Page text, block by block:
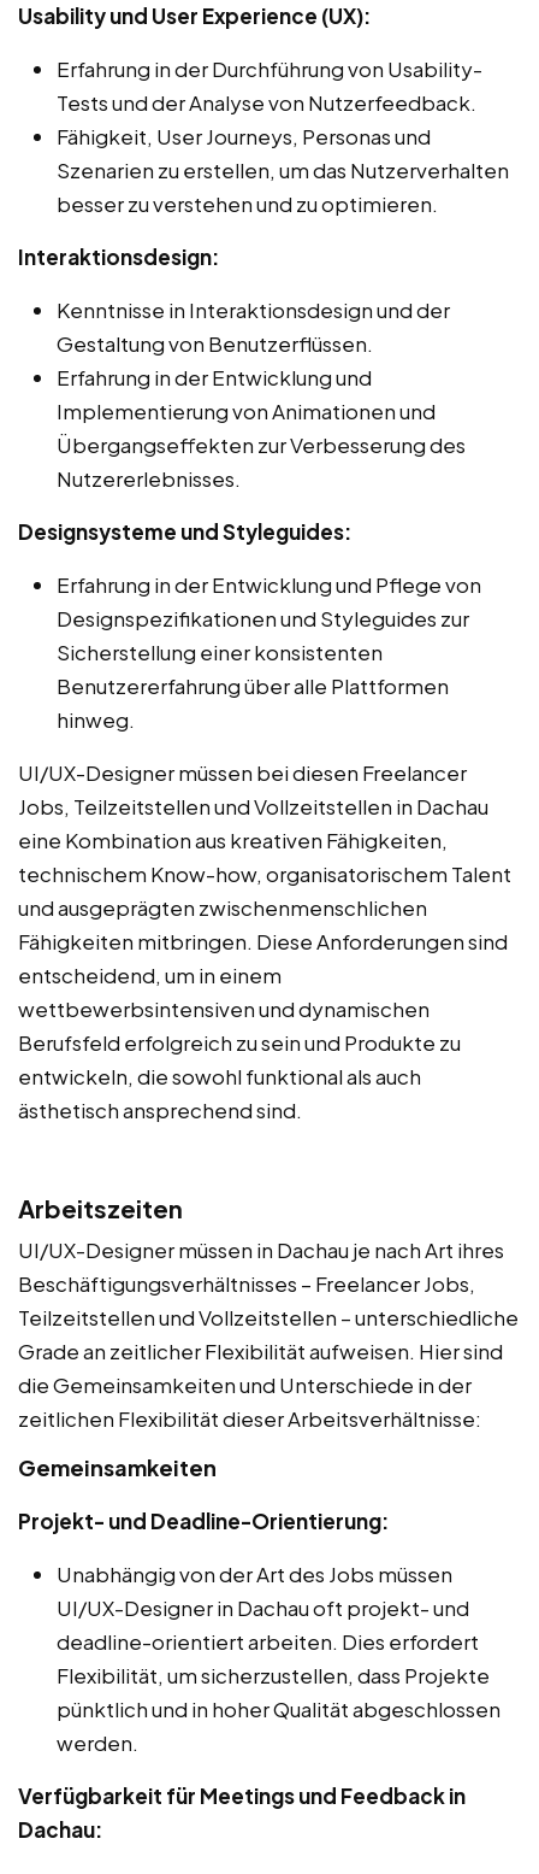
Usability und User Experience (UX):
Erfahrung in der Durchführung von Usability-
Tests und der Analyse von Nutzerfeedback.
Fähigkeit, User Journeys, Personas und
Szenarien zu erstellen, um das Nutzerverhalten
besser zu verstehen und zu optimieren.
Interaktionsdesign:
Kenntnisse in Interaktionsdesign und der
Gestaltung von Benutzerflüssen.
Erfahrung in der Entwicklung und
Implementierung von Animationen und
Übergangseffekten zur Verbesserung des
Nutzererlebnisses.
Designsysteme und Styleguides:
Erfahrung in der Entwicklung und Pflege von
Designspezifikationen und Styleguides zur
Sicherstellung einer konsistenten
Benutzererfahrung über alle Plattformen
hinweg.
UI/UX-Designer müssen bei diesen Freelancer
Jobs, Teilzeitstellen und Vollzeitstellen in Dachau
eine Kombination aus kreativen Fähigkeiten,
technischem Know-how, organisatorischem Talent
und ausgeprägten zwischenmenschlichen
Fähigkeiten mitbringen. Diese Anforderungen sind
entscheidend, um in einem
wettbewerbsintensiven und dynamischen
Berufsfeld erfolgreich zu sein und Produkte zu
entwickeln, die sowohl funktional als auch
ästhetisch ansprechend sind.
Arbeitszeiten
UI/UX-Designer müssen in Dachau je nach Art ihres
Beschäftigungsverhältnisses – Freelancer Jobs,
Teilzeitstellen und Vollzeitstellen – unterschiedliche
Grade an zeitlicher Flexibilität aufweisen. Hier sind
die Gemeinsamkeiten und Unterschiede in der
zeitlichen Flexibilität dieser Arbeitsverhältnisse:
Gemeinsamkeiten
Projekt- und Deadline-Orientierung:
Unabhängig von der Art des Jobs müssen
UI/UX-Designer in Dachau oft projekt- und
deadline-orientiert arbeiten. Dies erfordert
Flexibilität, um sicherzustellen, dass Projekte
pünktlich und in hoher Qualität abgeschlossen
werden.
Verfügbarkeit für Meetings und Feedback in
Dachau: